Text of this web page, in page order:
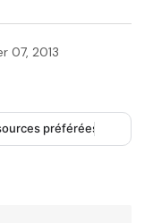
07, 2013
préférées